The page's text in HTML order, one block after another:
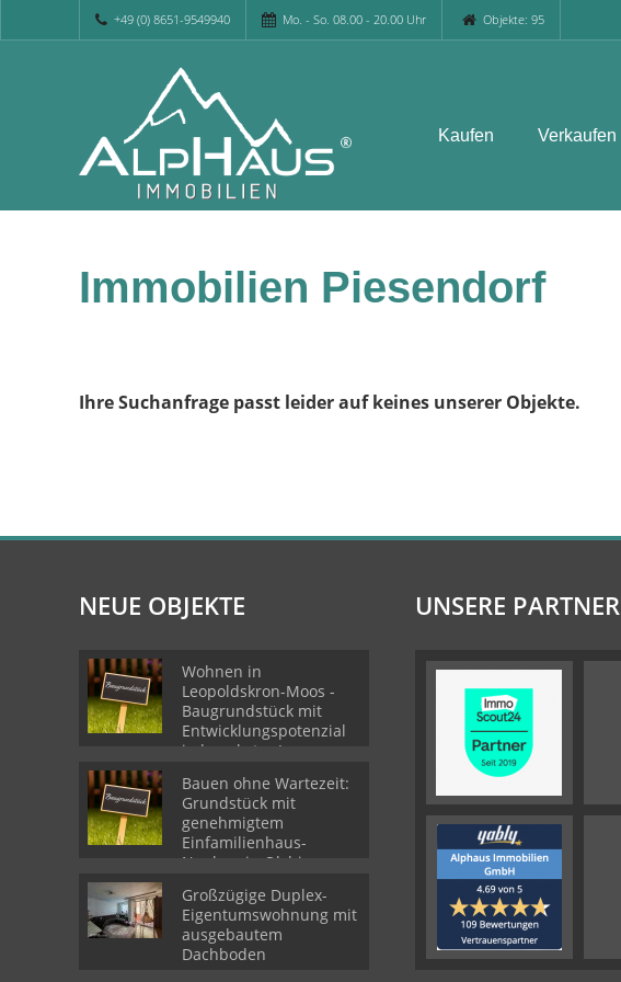
+49 (0) 8651-9549940 Mo. - So. 08.00 - 20.00 Uhr Objekte: 95
Kaufen Verkaufen
Immobilien Piesendorf
Ihre Suchanfrage passt leider auf keines unserer Objekte.
NEUE OBJEKTE
Wohnen in
Leopoldskron-Moos -
Baugrundstück mit
Entwicklungspotenzial
in begehrter Lage
Bauen ohne Wartezeit:
Grundstück mit
genehmigtem
Einfamilienhaus-
Neubau in Olching
Großzügige Duplex-
Eigentumswohnung mit
ausgebautem
Dachboden
UNSERE PARTNER